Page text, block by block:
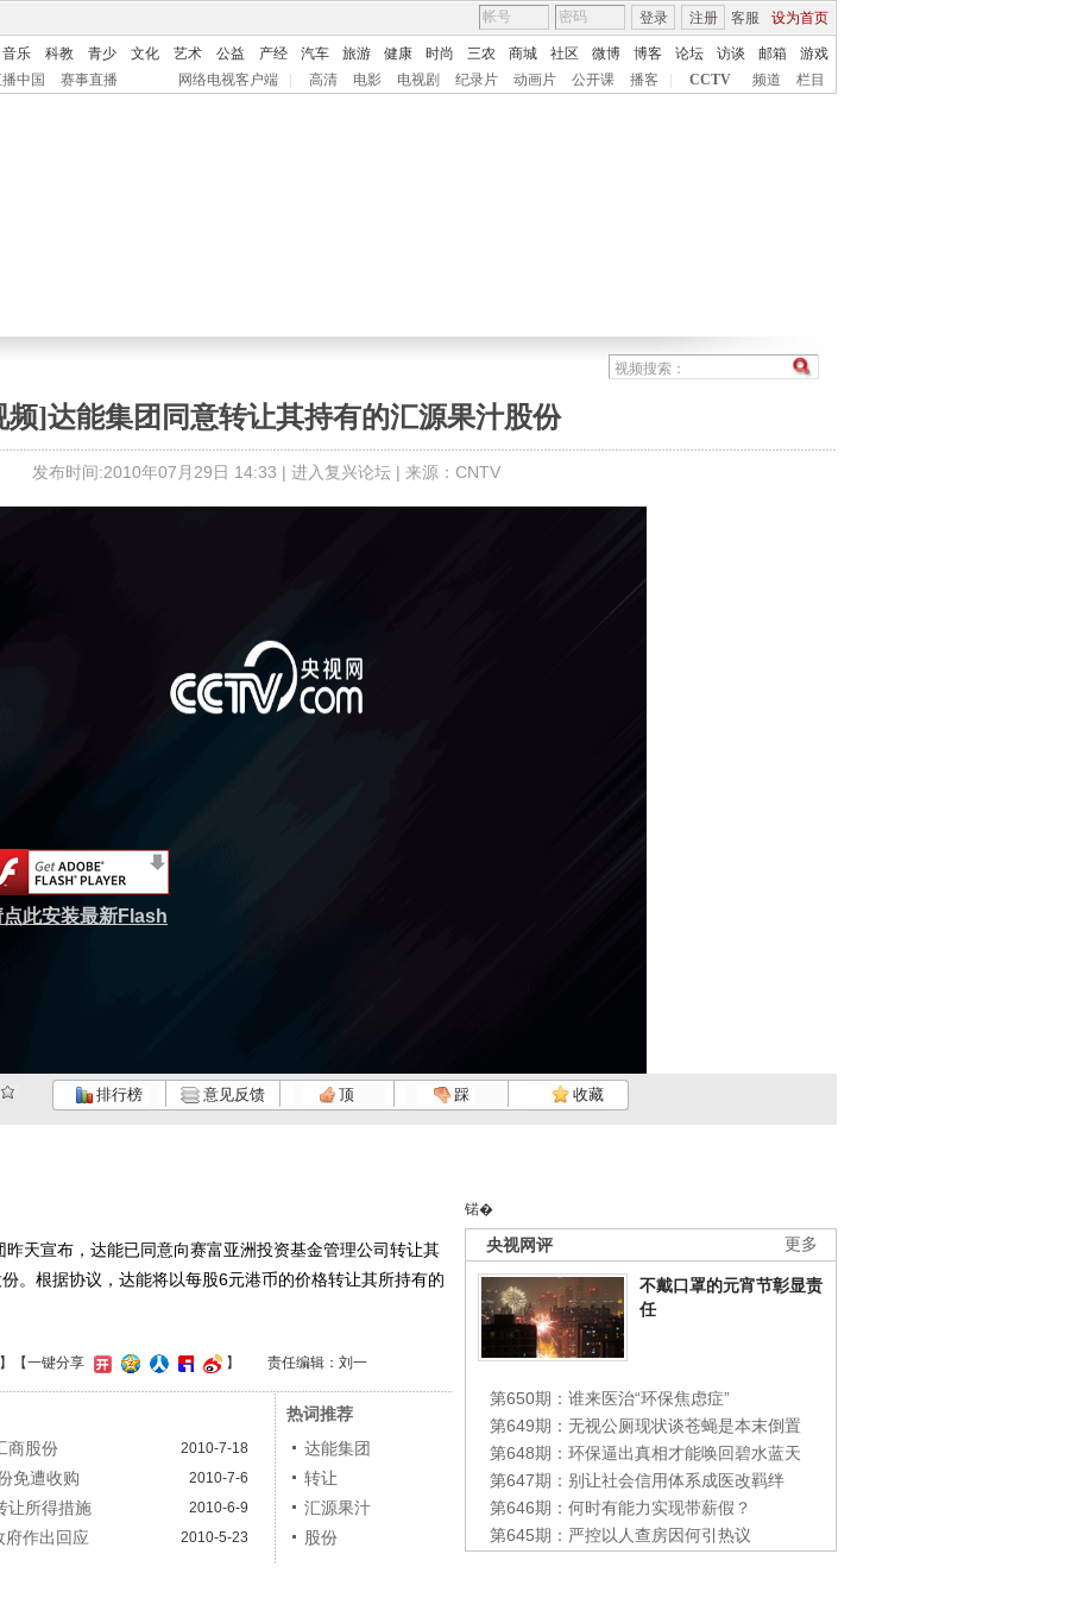
客服 设为首页
登录 注册
音乐 科教 青少 文化 艺术 公益 产经 汽车 旅游 健康 时尚 三农 商城 社区 微博 博客 论坛 访谈 邮箱
游戏
中国
赛事直播 网络电视客户端 高清 电影 电视剧 纪录片 动画片 公开课 播客 CCTV 频道 栏目
频]达能集团同意转让其持有的汇源果汁股份
发布时间:2010年07月29日 14:33 | 进入复兴论坛 | 来源：CNTV
点此安装最新Flash
排行榜 意见反馈 顶 踩 收藏
锘�
更多
央视网评
不戴口罩的元宵节彰显责
任
第650期：谁来医治“环保焦虑症”
第649期：无视公厕现状谈苍蝇是本末倒置
第648期：环保逼出真相才能唤回碧水蓝天
第647期：别让社会信用体系成医改羁绊
第646期：何时有能力实现带薪假？
第645期：严控以人查房因何引热议
宣布，达能已同意向赛富亚洲投资基金管理公司转让其
。根据协议，达能将以每股6元港币的价格转让其所持有的
】 【一键分享 】 责任编辑：刘一
商股份 2010-7-18
免遭收购 2010-7-6
让所得措施 2010-6-9
府作出回应 2010-5-23
热词推荐
达能集团
转让
汇源果汁
股份